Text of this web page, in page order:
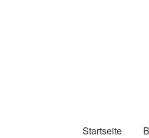
Startseite